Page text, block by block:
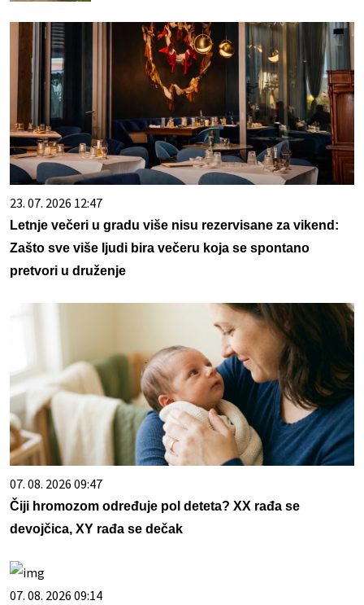
23. 07. 2026 12:47
Letnje večeri u gradu više nisu rezervisane za vikend:
Zašto sve više ljudi bira večeru koja se spontano
pretvori u druženje
07. 08. 2026 09:47
Čiji hromozom određuje pol deteta? XX rađa se
devojčica, XY rađa se dečak
07. 08. 2026 09:14